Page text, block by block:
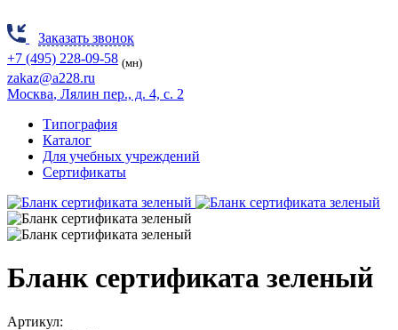
Заказать звонок
+7 (495) 228-09-58 (мн)
zakaz@a228.ru
Москва, Лялин пер., д. 4, с. 2
Типография
Каталог
Для учебных учреждений
Сертификаты
Бланк сертификата зеленый
Артикул: